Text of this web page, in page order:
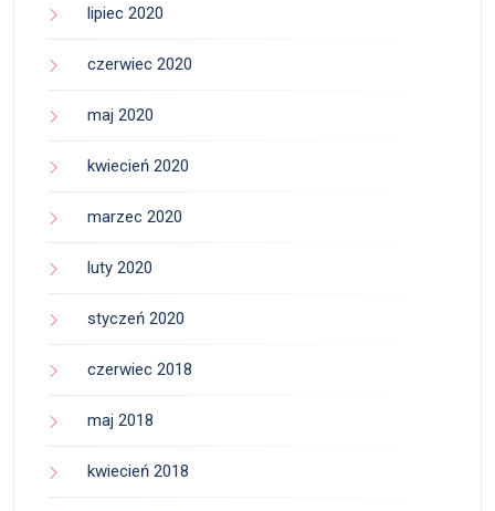
lipiec 2020
czerwiec 2020
maj 2020
kwiecień 2020
marzec 2020
luty 2020
styczeń 2020
czerwiec 2018
maj 2018
kwiecień 2018